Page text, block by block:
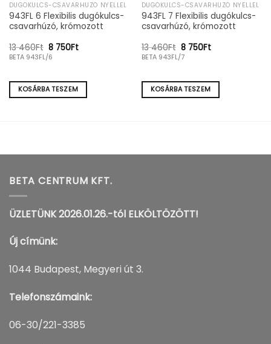
DUGÓKULCS-CSAVARHÚZÓ NYÉLLEL
943FL 6 Flexibilis dugókulcs-
csavarhúzó, krómozott
13 460Ft Original
price
was:
460Ft.
8 750FtCurrent
750Ft.
BETA 943FL/6
KOSÁRBA TESZEM
DUGÓKULCS-CSAVARHÚZÓ NYÉLLEL
943FL 7 Flexibilis dugókulcs-
csavarhúzó, krómozott
13 460Ft Original
price
was:
460Ft.
8 750FtCurrent
750Ft.
BETA 943FL/7
KOSÁRBA TESZEM
BETA CENTRUM KFT.
ÜZLETÜNK 2026.01.26.-tól ELKÖLTÖZÖTT!
Új címünk:
1044 Budapest, Megyeri út 3.
Telefonszámaink:
06-30/221-3385